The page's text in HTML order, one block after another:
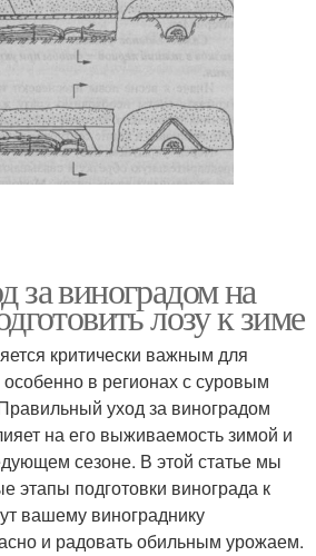
за виноградом на
лозу к зиме
критически важным для
в регионах с суровым
уход за виноградом
на его выживаемость зимой и
сезоне. В этой статье мы
этапы подготовки винограда к
вашему винограднику
и радовать обильным урожаем.